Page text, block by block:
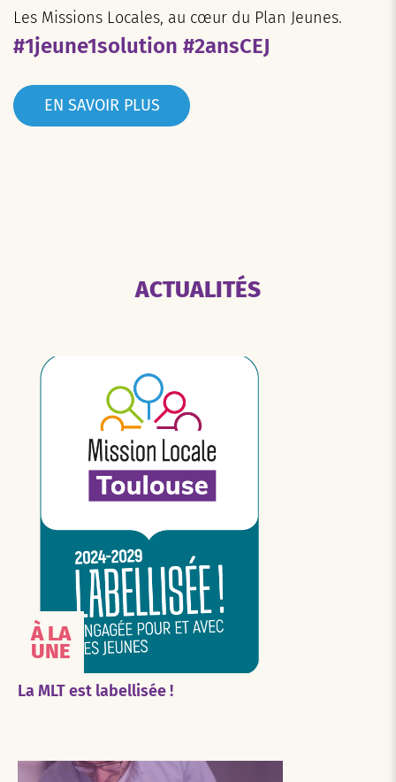
Les Missions Locales, au cœur du Plan Jeunes.
#1jeune1solution #2ansCEJ
EN SAVOIR PLUS
ACTUALITÉS
À LA
UNE
La MLT est labellisée !